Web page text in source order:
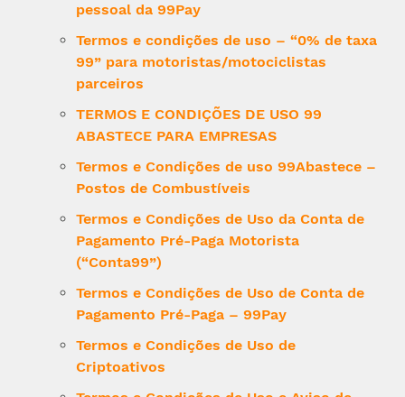
pessoal da 99Pay
Termos e condições de uso – “0% de taxa
99” para motoristas/motociclistas
parceiros
TERMOS E CONDIÇÕES DE USO 99
ABASTECE PARA EMPRESAS
Termos e Condições de uso 99Abastece –
Postos de Combustíveis
Termos e Condições de Uso da Conta de
Pagamento Pré-Paga Motorista
(“Conta99”)
Termos e Condições de Uso de Conta de
Pagamento Pré-Paga – 99Pay
Termos e Condições de Uso de
Criptoativos